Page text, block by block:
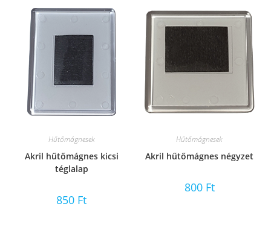
Hűtőmágnesek
Akril hűtőmágnes kicsi
téglalap
850 Ft
Hűtőmágnesek
Akril hűtőmágnes négyzet
800 Ft